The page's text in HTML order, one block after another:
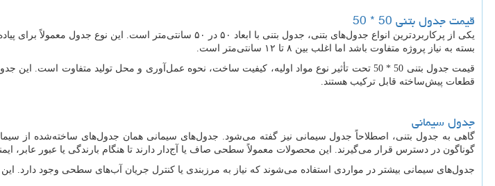
قیمت جدول بتنی 50 * 50
یکی از پرکاربردترین انواع جدول‌های بتنی، جدول بتنی با ابعاد
بسته به نیاز پروژه متفاوت باشد اما اغلب بین ۸ تا ۱۲ سانتی‌متر است.
قیمت جدول بتنی 50 * 50 تحت تأثیر نوع مواد اولیه، کیفیت ساخت، نحوه عمل‌آوری و محل تولید متفاوت
قطعات پیش‌ساخته قابل ترکیب هستند.
جدول سیمانی
گاهی به جدول بتنی، اصطلاحاً جدول سیمانی نیز گفته می‌شود. جدول‌های سیمانی همان جدول‌های ساخته‌شده از
گوناگون در دسترس قرار می‌گیرند. این محصولات معمولاً سطحی صاف یا آج‌دار دارند تا هنگام بارندگی یا عبور عابر،
جدول‌های سیمانی بیشتر در مواردی استفاده می‌شوند که نیاز به مرزبندی یا کنترل جریان آب‌های سطحی وجود دارد. این جدول‌ها در اندازه‌های متنوع از جمله